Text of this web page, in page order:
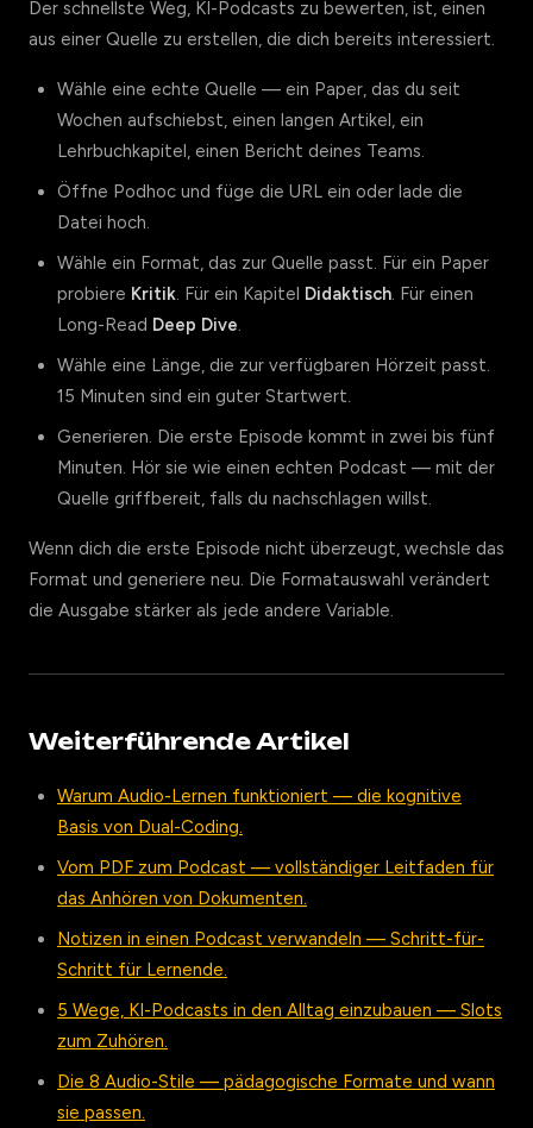
Der schnellste Weg, KI-Podcasts zu bewerten, ist, einen
aus einer Quelle zu erstellen, die dich bereits interessiert.
Wähle eine echte Quelle — ein Paper, das du seit
Wochen aufschiebst, einen langen Artikel, ein
Lehrbuchkapitel, einen Bericht deines Teams.
Öffne Podhoc und füge die URL ein oder lade die
Datei hoch.
Wähle ein Format, das zur Quelle passt. Für ein Paper
probiere Kritik. Für ein Kapitel Didaktisch. Für einen
Long-Read Deep Dive.
Wähle eine Länge, die zur verfügbaren Hörzeit passt.
15 Minuten sind ein guter Startwert.
Generieren. Die erste Episode kommt in zwei bis fünf
Minuten. Hör sie wie einen echten Podcast — mit der
Quelle griffbereit, falls du nachschlagen willst.
Wenn dich die erste Episode nicht überzeugt, wechsle das
Format und generiere neu. Die Formatauswahl verändert
die Ausgabe stärker als jede andere Variable.
Weiterführende Artikel
Warum Audio-Lernen funktioniert — die kognitive
Basis von Dual-Coding.
Vom PDF zum Podcast — vollständiger Leitfaden für
das Anhören von Dokumenten.
Notizen in einen Podcast verwandeln — Schritt-für-
Schritt für Lernende.
5 Wege, KI-Podcasts in den Alltag einzubauen — Slots
zum Zuhören.
Die 8 Audio-Stile — pädagogische Formate und wann
sie passen.